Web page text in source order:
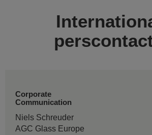
Corporate
Communication
Niels Schreuder
AGC Glass Europe